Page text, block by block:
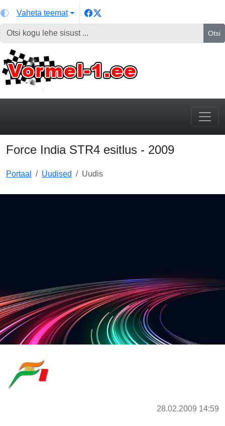
Vaheta teemat
Otsi
Force India STR4 esitlus - 2009
Portaal Uudised Uudis
28.02.2009 14:59